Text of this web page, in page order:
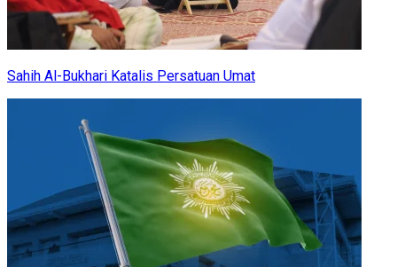
Sahih Al-Bukhari Katalis Persatuan Umat